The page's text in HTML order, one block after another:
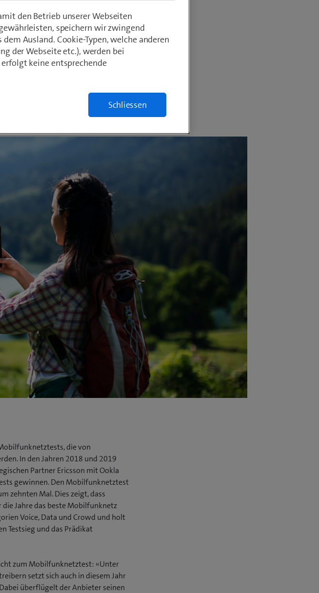
ein, die Swisscom im
Dies zeigt, dass
den richtigen
die von
In den Jahren 2018 und 2019
Partner Ericsson mit Ookla
gewinnen. Den Mobilfunknetztest
zehnten Mal. Dies zeigt, dass
Jahre das beste Mobilfunknetz
Voice, Data und Crowd und holt
Testsieg und das Prädikat
zum Mobilfunknetztest: «Unter
setzt sich auch in diesem Jahr
überflügelt der Anbieter seinen
den Betrieb unserer Webseiten
speichern wir zwingend
Ausland. Cookie-Typen, welche anderen
der Webseite etc.), werden bei
keine entsprechende
Schliessen